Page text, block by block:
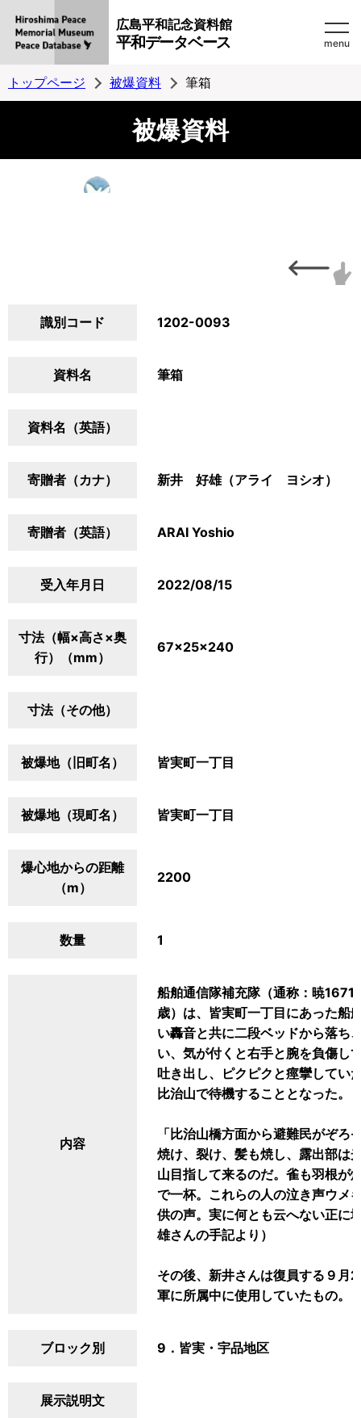
広島平和記念資料館
平和データベース menu
トップページ 被爆資料 筆箱
被爆資料
識別コード 1202-0093
資料名 筆箱
資料名（英語）
寄贈者（カナ） 新井 好雄（アライ ヨシオ）
寄贈者（英語） ARAI Yoshio
受入年月日 2022/08/15
寸法（幅×高さ×奥
行）（mm）
67×25×240
寸法（その他）
被爆地（旧町名） 皆実町一丁目
被爆地（現町名） 皆実町一丁目
爆心地からの距離
（m）
2200
数量 1
内容
船舶通信隊補充隊（通称：暁
歳）は、皆実町一丁目にあった船
い轟音と共に二段ベッドから落ち
い、気が付くと右手と腕を負傷し
吐き出し、ピクピクと痙攣してい
比治山で待機することとなった。
「比治山橋方面から避難民がぞ
焼け、裂け、髪も焼し、露出部は
山目指して来るのだ。雀も羽根が
で一杯。これらの人の泣き声ウメ
供の声。実に何とも云へない正に
雄さんの手記より）
その後、新井さんは復員する９月
軍に所属中に使用していたもの。
ブロック別 9．皆実・宇品地区
展示説明文